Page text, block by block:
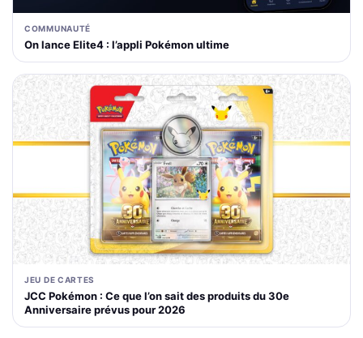
COMMUNAUTÉ
On lance Elite4 : l’appli Pokémon ultime
JEU DE CARTES
JCC Pokémon : Ce que l’on sait des produits du 30e
Anniversaire prévus pour 2026